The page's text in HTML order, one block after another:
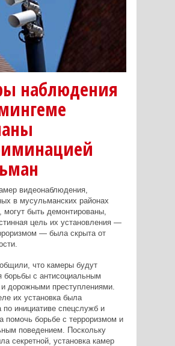
наблюдения
видеонаблюдения,
в мусульманских районах
могут быть демонтированы,
цель их установления —
— была скрыта от
что камеры будут
борьбы с антисоциальным
дорожными преступлениями.
их установка была
по инициативе спецслужб и
помочь борьбе с терроризмом и
поведением. Поскольку
секретной, установка камер